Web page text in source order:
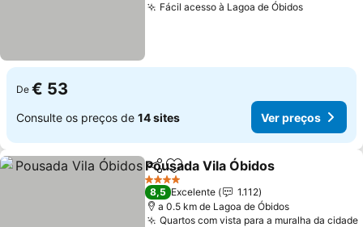
Fácil acesso à Lagoa de Óbidos
De € 53
Consulte os preços de 14 sites Ver preços
PartilharAdicionar aos favoritos
Pousada Vila Óbidos
4 Estrelas
8,5 Excelente
1.112
a 0.5 km de Lagoa de Óbidos
Quartos com vista para a muralha da cidade